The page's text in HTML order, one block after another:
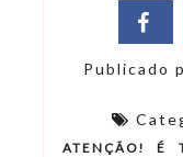
Publicado
ATENÇÃO! É